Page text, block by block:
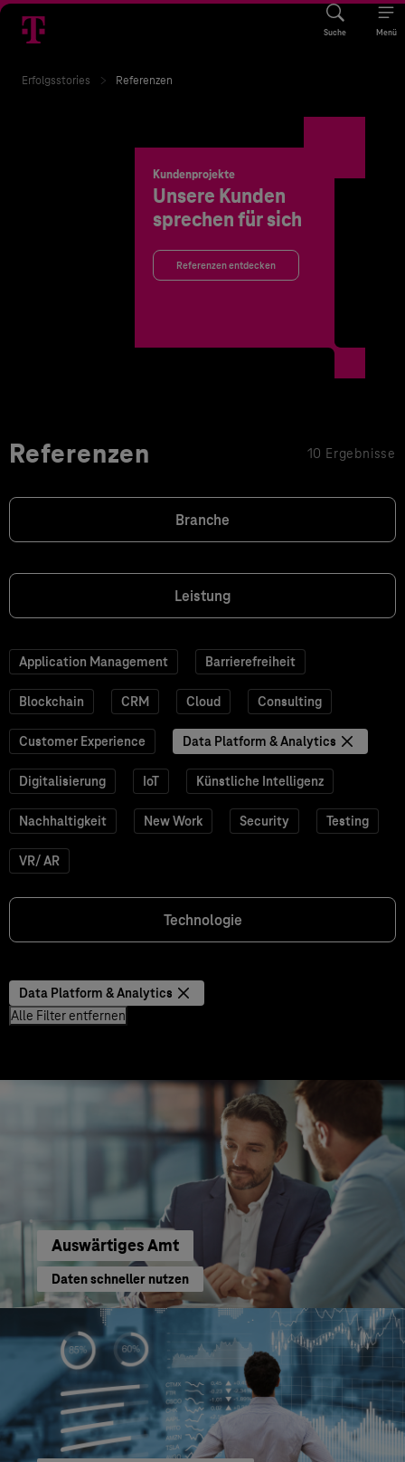
Suche Menü
Erfolgsstories Referenzen
Kundenprojekte
Unsere Kunden
sprechen für sich
Referenzen entdecken
Referenzen 10 Ergebnisse
Branche
Leistung
Application Management Barrierefreiheit
Blockchain CRM Cloud Consulting
Customer Experience Data Platform & Analytics
Digitalisierung IoT Künstliche Intelligenz
Nachhaltigkeit New Work Security Testing
VR/ AR
Technologie
Data Platform & Analytics
Alle Filter entfernen
Auswärtiges Amt
Daten schneller nutzen